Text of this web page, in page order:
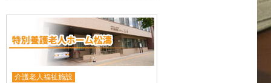
介護老人福祉施設